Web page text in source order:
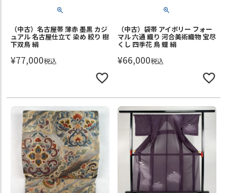
（中古）名古屋帯 薄赤 墨黒 カジ
ュアル 名古屋仕立て 染め 絞り 樹
下双鳥 絹
¥77,000税込
（中古）袋帯 アイボリー フォー
マル 六通 織り 河合美術織物 宝尽
くし 四季花 鳥 蝶 絹
¥66,000税込